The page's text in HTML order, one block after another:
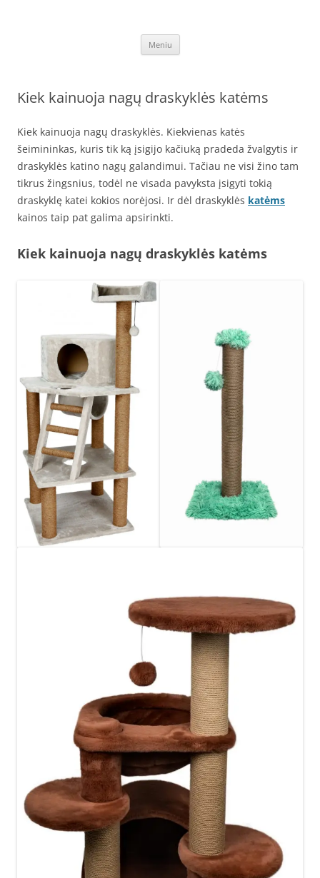
katinu nagu, internetu – pigiau. Lavinkite augintinius išleisdami mažiau
Meniu
Kiek kainuoja nagų draskyklės katėms
Kiek kainuoja nagų draskyklės. Kiekvienas katės
šeimininkas, kuris tik ką įsigijo kačiuką pradeda žvalgytis ir
draskyklės katino nagų galandimui. Tačiau ne visi žino tam
tikrus žingsnius, todėl ne visada pavyksta įsigyti tokią
draskyklę katei kokios norėjosi. Ir dėl draskyklės katėms
kainos taip pat galima apsirinkti.
Kiek kainuoja nagų draskyklės katėms